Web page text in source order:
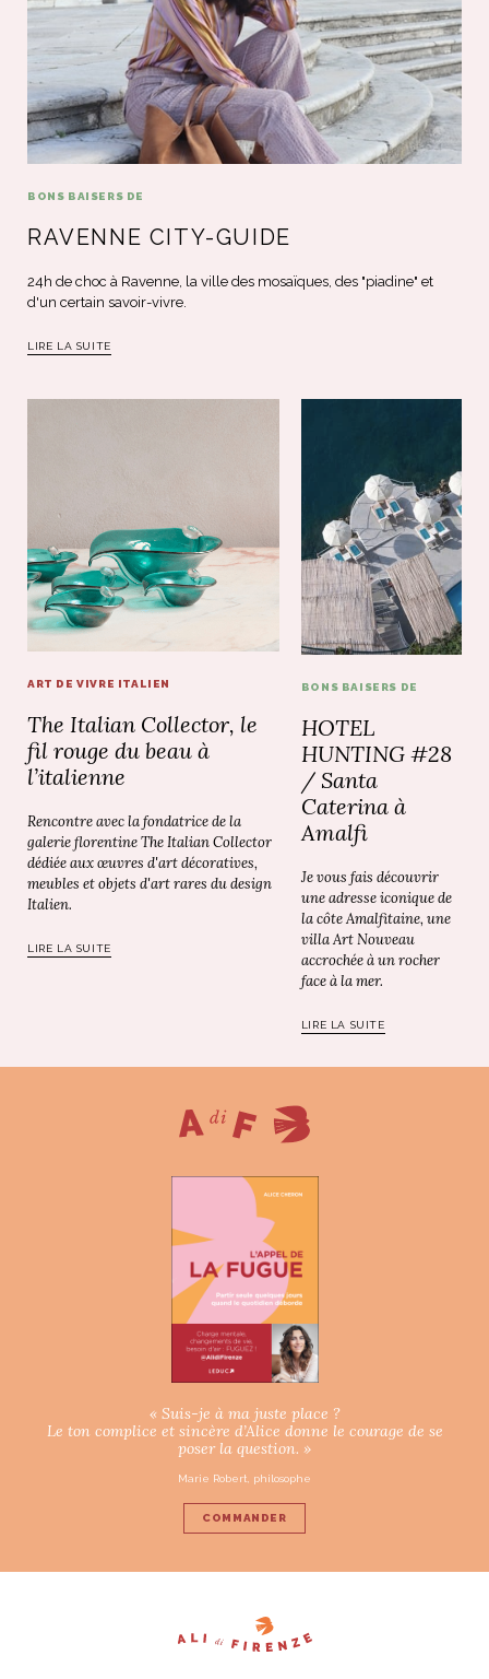
BONS BAISERS DE
RAVENNE CITY-GUIDE
24h de choc à Ravenne, la ville des mosaïques, des "piadine" et
d'un certain savoir-vivre.
LIRE LA SUITE
ART DE VIVRE ITALIEN
The Italian Collector, le
fil rouge du beau à
l’italienne
Rencontre avec la fondatrice de la
galerie florentine The Italian Collector
dédiée aux œuvres d'art décoratives,
meubles et objets d'art rares du design
Italien.
LIRE LA SUITE
BONS BAISERS DE
HOTEL
HUNTING #28
/ Santa
Caterina à
Amalfi
Je vous fais découvrir
une adresse iconique de
la côte Amalfitaine, une
villa Art Nouveau
accrochée à un rocher
face à la mer.
LIRE LA SUITE
« Suis-je à ma juste place ?
Le ton complice et sincère d’Alice donne le courage de se
poser la question. »
Marie Robert, philosophe
COMMANDER